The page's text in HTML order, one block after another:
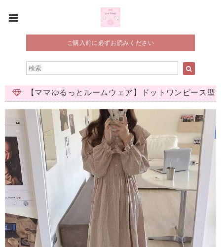
ご購入前に必ずお読みください
【ママゆるっとルームウェア】ドットワンピース型